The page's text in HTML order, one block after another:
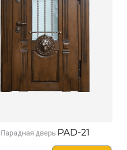
Парадная дверь PAD-21